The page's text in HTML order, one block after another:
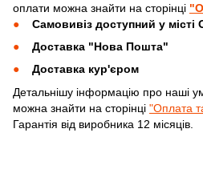
оплати можна знайти на сторінці
Самовивіз доступний у місті
Доставка "Нова Пошта"
Доставка кур'єром
Детальнішу інформацію про наші
можна знайти на сторінці "Оплата
Гарантія від виробника 12 місяців.